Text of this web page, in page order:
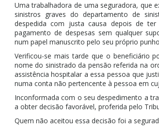
Uma trabalhadora de uma seguradora, que
sinistros graves do departamento de
despedida com justa causa depois de
pagamento de despesas sem qualquer
num papel manuscrito pelo seu próprio
Verificou-se mais tarde que o beneficiário
nome do sinistrado da pensão referida na
assistência hospitalar a essa pessoa que
numa conta não pertencente à pessoa em
Inconformada com o seu despedimento a
a obter decisão favorável, proferida pelo
Quem não aceitou essa decisão foi a